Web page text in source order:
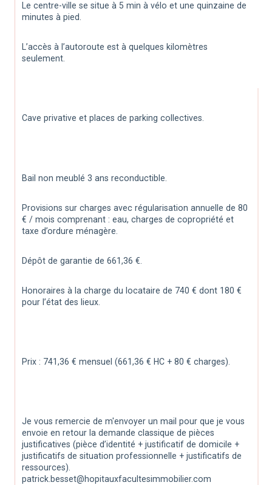
Le centre-ville se situe à 5 min à vélo et une quinzaine de
minutes à pied.
L’accès à l’autoroute est à quelques kilomètres
seulement.
Cave privative et places de parking collectives.
Bail non meublé 3 ans reconductible.
Provisions sur charges avec régularisation annuelle de 80
€ / mois comprenant : eau, charges de copropriété et
taxe d’ordure ménagère.
Dépôt de garantie de 661,36 €.
Honoraires à la charge du locataire de 740 € dont 180 €
pour l’état des lieux.
Prix : 741,36 € mensuel (661,36 € HC + 80 € charges).
Je vous remercie de m'envoyer un mail pour que je vous
envoie en retour la demande classique de pièces
justificatives (pièce d’identité + justificatif de domicile +
justificatifs de situation professionnelle + justificatifs de
ressources).
patrick.besset@hopitauxfacultesimmobilier.com